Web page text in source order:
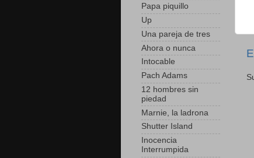
Papa piquillo
Up
Una pareja de tres
Ahora o nunca
Intocable
Pach Adams
12 hombres sin
piedad
Marnie, la ladrona
Shutter Island
Inocencia
Interrumpida